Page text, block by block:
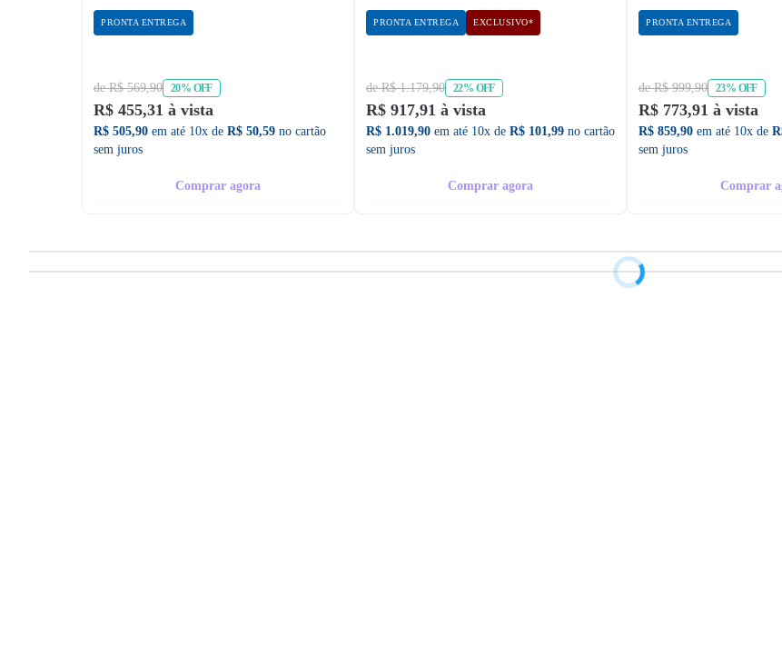
PRONTA ENTREGA
de R$ 569,90 20% OFF
R$ 455,31 à vista
R$ 505,90 em até 10x de R$ 50,59 no cartão
sem juros
Comprar agora
PRONTA ENTREGA EXCLUSIVO*
de R$ 1.179,90 22% OFF
R$ 917,91 à vista
R$ 1.019,90 em até 10x de R$ 101,99 no cartão
sem juros
Comprar agora
PRONTA ENTREGA
de R$ 999,90 23% OFF
R$ 773,91 à vista
R$ 859,90 em até 10x de
sem juros
Comprar